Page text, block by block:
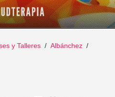
y Talleres
Albánchez